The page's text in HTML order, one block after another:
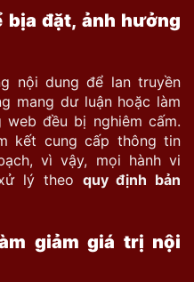
đặt, ảnh hưởng
nội dung để lan truyền
mang dư luận hoặc làm
đều bị nghiêm cấm.
kết cung cấp thông tin
vì vậy, mọi hành vi
lý theo quy định bản
giảm giá trị nội